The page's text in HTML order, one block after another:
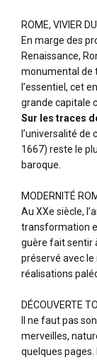
ROME, VIVIER
En marge des
Renaissance,
monumental de
l’essentiel, cet
grande capitale
Sur les traces
l’universalité de
1667) reste le
baroque.
MODERNITÉ
Au XXe siècle,
transformation
guère fait sentir
préservé avec
réalisations
DÉCOUVERTE
Il ne faut pas
merveilles,
quelques